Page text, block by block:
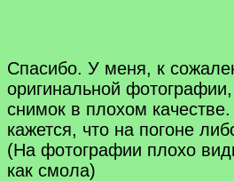
Спасибо. У меня, к
оригинальной фотографии,
снимок в плохом
кажется, что на погоне
(На фотографии плохо
как смола)